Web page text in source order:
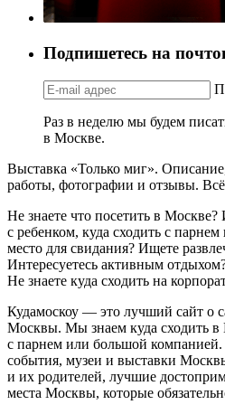
Подпишетесь на
Раз в неделю мы будем
в Москве.
Выставка «Только миг».
работы, фотографии и отзывы.
Не знаете что посетить в Москве?
с ребенком, куда сходить с
место для свидания? Ищете
Интересуетесь активным
Не знаете куда сходить на
Кудамоскоу — это лучший сайт о
Москвы. Мы знаем куда сходить в
с парнем или большой
события, музеи и выставки
и их родителей, лучшие
места Москвы, которые